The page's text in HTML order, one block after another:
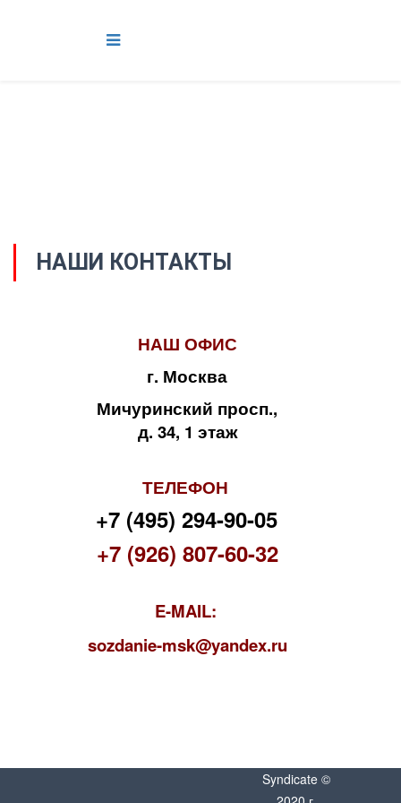
НАШИ КОНТАКТЫ
НАШ ОФИС
г. Москва
Мичуринский просп.,
д. 34, 1 этаж
ТЕЛЕФОН
+7 (495) 294-90-05
+7 (926) 807-60-32
E-MAIL:
sozdanie-msk@yandex.ru
Syndicate ©